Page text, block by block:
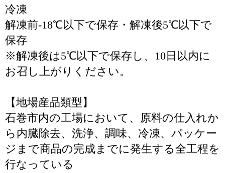
冷凍
解凍前-18℃以下で保存・解凍後5℃以下で
保存
※解凍後は5℃以下で保存し、10日以内に
お召し上がりください。
【地場産品類型】
石巻市内の工場において、原料の仕入れか
ら内臓除去、洗浄、調味、冷凍、パッケー
ジまで商品の完成までに発生する全工程を
行なっている